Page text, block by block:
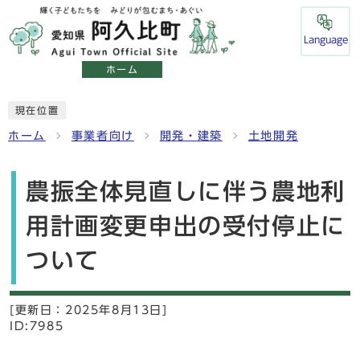
ホーム
Language
現在位置
ホーム 事業者向け 開発・建築 土地開発
農振全体見直しに伴う農地利
用計画変更申出の受付停止に
ついて
[更新日： 2025年8月13日]
ID:7985